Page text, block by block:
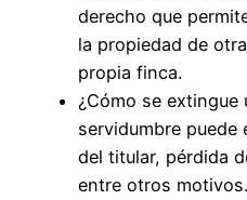
derecho que
la propiedad de
propia finca.
¿Cómo se extingue
servidumbre puede
del titular, pérdida
entre otros motivos.